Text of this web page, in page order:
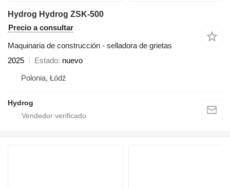
Hydrog Hydrog ZSK-500
Precio a consultar
Maquinaria de construcción - selladora de grietas
2025
Estado nuevo
Polonia, Łódź
Hydrog